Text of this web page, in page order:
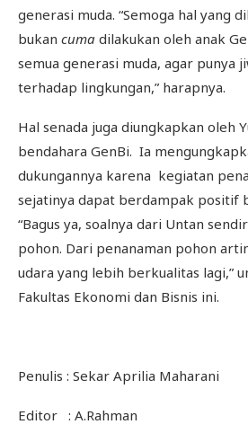
generasi muda. “Semoga hal yang
bukan cuma dilakukan oleh anak
semua generasi muda, agar punya
terhadap lingkungan,” harapnya.
Hal senada juga diungkapkan oleh
bendahara GenBi. Ia
dukungannya karena kegiatan
sejatinya dapat berdampak positif
“Bagus ya, soalnya dari Untan
pohon. Dari penanaman pohon
udara yang lebih berkualitas lagi,”
Fakultas Ekonomi dan Bisnis ini.
Penulis : Sekar Aprilia Maharani
Editor : A.Rahman